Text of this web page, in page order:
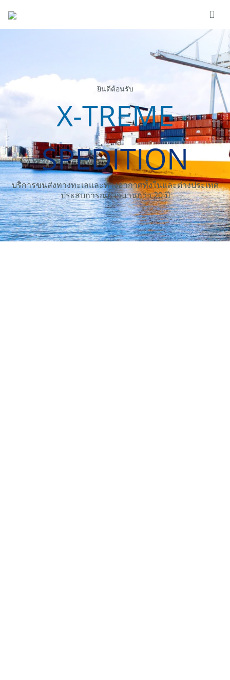
ยินดีต้อนรับ
X-TREME
SPEDITION
บริการขนส่งทางทะเลและทางอากาศทั้งในและต่างประเทศ
ประสบการณ์ยาวนานกว่า 20 ปี